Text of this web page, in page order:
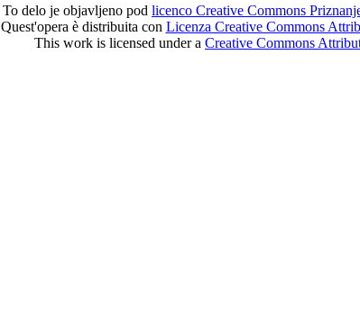
To delo je objavljeno pod licenco Creative Commons
Quest'opera è distribuita con Licenza Creative Commons
This work is licensed under a Creative Commons